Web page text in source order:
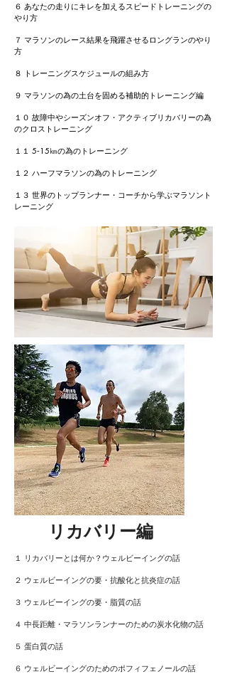
６ あなたの走りにキレを加えるスピードトレーニングの
やり方
７ マラソンのレース結果を飛躍させるロングランのやり
方
８ トレーニングスケジュールの組み方
９ マラソンの為の土台を固める補助的トレーニング編
１０ 故障中やシーズンオフ・アクティブリカバリーの為
のクロストレーニング
１１ 5‐15㎞の為のトレーニング
１２ ハーフマラソンの為のトレーニング
１３ 世界のトップランナー・コーチから学ぶマラソント
レーニング
​リカバリー編
１ リカバリーとは何か？ウェルビーイングの話
２ ウェルビーイングの要・抗酸化と抗炎症の話
３ ウェルビーイングの要・脂質の話
４ 中長距離・マラソンランナーのための炭水化物の話
５ 蛋白質の話
６ ウェルビーイングのためのポフィフェノールの話